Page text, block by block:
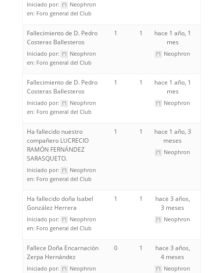
Iniciado por:
Neophron
en: Foro general del Club
Fallecimiento de D. Pedro
Costeras Ballesteros
Iniciado por:
Neophron
en: Foro general del Club
1 1
hace 1 año, 1
mes
Neophron
Fallecimiento de D. Pedro
Costeras Ballesteros
Iniciado por:
Neophron
en: Foro general del Club
1 1
hace 1 año, 1
mes
Neophron
Ha fallecido nuestro
compañero LUCRECIO
RAMÓN FERNÁNDEZ
SARASQUETO.
Iniciado por:
Neophron
en: Foro general del Club
1 1
hace 1 año, 3
meses
Neophron
Ha fallecido doña Isabel
González Herrera
Iniciado por:
Neophron
en: Foro general del Club
1 1
hace 3 años,
3 meses
Neophron
Fallece Doña Encarnación
Zerpa Hernández
Iniciado por:
Neophron
0 1
hace 3 años,
4 meses
Neophron